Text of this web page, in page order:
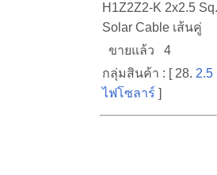
H1Z2Z2-K 2x2.5
Solar Cable เส้นคู่
ขายแล้ว 4
กลุ่มสินค้า : [ 28. 2.5
ไฟโซลาร์ ]